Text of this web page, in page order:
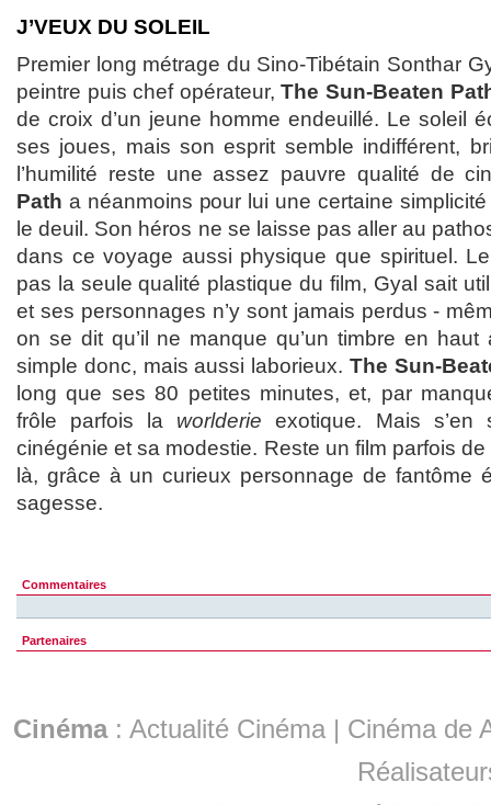
J’VEUX DU SOLEIL
Premier long métrage du Sino-Tibétain Sonthar
peintre puis chef opérateur,The Sun-Beaten
de croix d’un jeune homme endeuillé. Le soleil
ses joues, mais son esprit semble indifférent,
l’humilité reste une assez pauvre qualité de
Path a néanmoins pour lui une certaine
le deuil. Son héros ne se laisse pas aller au
dans ce voyage aussi physique que spirituel.
pas la seule qualité plastique du film, Gyal sait
et ses personnages n’y sont jamais perdus -
on se dit qu’il ne manque qu’un timbre en haut
simple donc, mais aussi laborieux. The Sun-
long que ses 80 petites minutes, et, par
frôle parfois la worlderie exotique. Mais s’en
cinégénie et sa modestie. Reste un film parfois
là, grâce à un curieux personnage de fantôme
sagesse.
Commentaires
Partenaires
Cinéma: Actualité Cinéma | Cinéma de